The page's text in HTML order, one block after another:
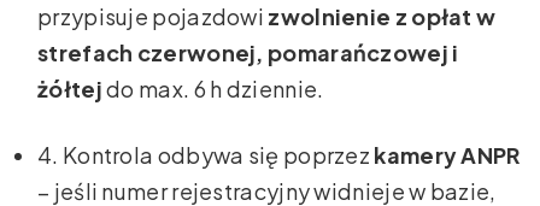
przypisuje pojazdowi zwolnienie z opłat w
strefach czerwonej, pomarańczowej i
żółtejdo max. 6 h dziennie.
4. Kontrola odbywa się poprzez kamery ANPR
– jeśli numer rejestracyjny widnieje w bazie,